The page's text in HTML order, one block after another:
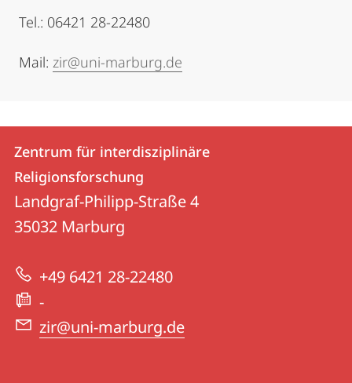
Tel.: 06421 28-22480
Mail: zir@uni-marburg.de
Kontakt
und
Informationen
zur
Website
Kontaktinformationen
Zentrum
für
interdisziplinäre
Religionsforschung
Zentrum für interdisziplinäre
Religionsforschung
Landgraf-Philipp-Straße 4
35032 Marburg
+49 6421 28-22480
-
zir@uni-marburg.de